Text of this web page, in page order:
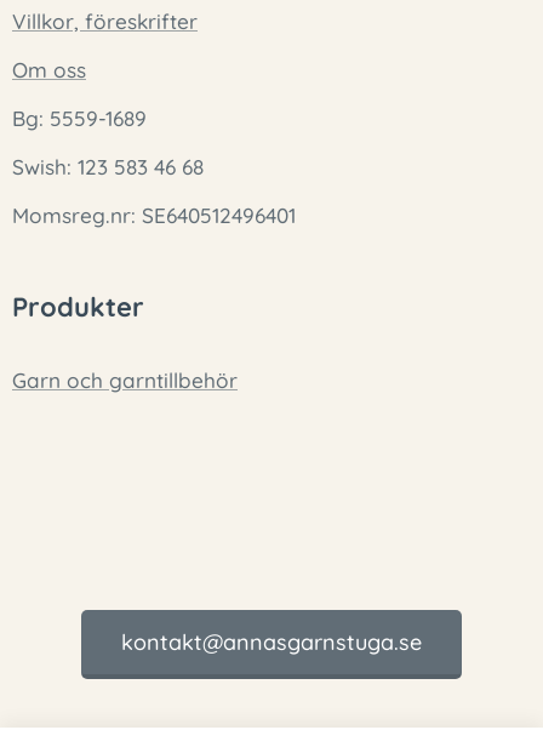
Villkor, föreskrifter
Om oss
Bg: 5559-1689
Swish: 123 583 46 68
Momsreg.nr: SE640512496401
Produkter
Garn och garntillbehör
kontakt@annasgarnstuga.se